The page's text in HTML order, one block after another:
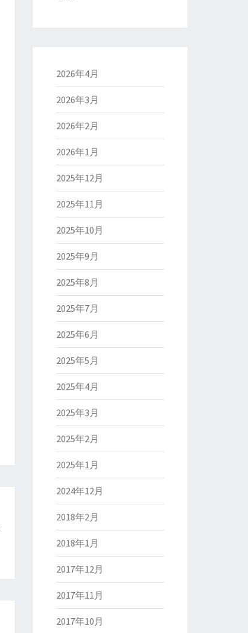
2026年4月
2026年3月
2026年2月
2026年1月
2025年12月
2025年11月
2025年10月
2025年9月
2025年8月
2025年7月
2025年6月
2025年5月
2025年4月
2025年3月
2025年2月
2025年1月
2024年12月
2018年2月
2018年1月
2017年12月
2017年11月
2017年10月